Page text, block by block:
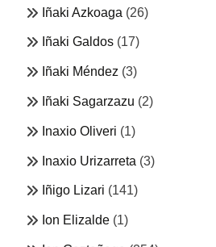
Iñaki Azkoaga (26)
Iñaki Galdos (17)
Iñaki Méndez (3)
Iñaki Sagarzazu (2)
Inaxio Oliveri (1)
Inaxio Urizarreta (3)
Iñigo Lizari (141)
Ion Elizalde (1)